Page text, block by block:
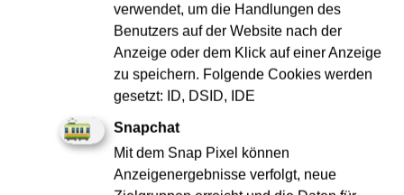
MSR-Techniker:in in der Gebäudetechnik (d/m/w)
Absolvent:in, Berufserfahren
verwendet, um die Handlungen des
Benutzers auf der Website nach der
Anzeige oder dem Klick auf einer Anzeige
zu speichern. Folgende Cookies werden
gesetzt: ID, DSID, IDE
Snapchat
Mit dem Snap Pixel können
Anzeigenergebnisse verfolgt, neue